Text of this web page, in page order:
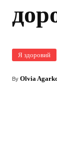
Я здоровий
By Olvia